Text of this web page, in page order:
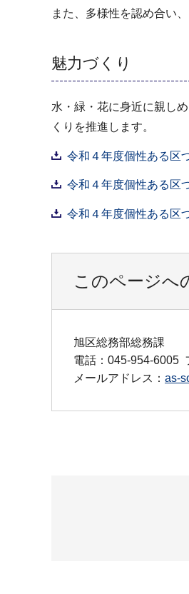
また、多様性を認め合い
魅力づくり
水・緑・花に身近に親し
くりを推進します。
令和４年度個性ある区
令和４年度個性ある区
令和４年度個性ある区
このページへ
旭区総務部総務課
電話：045-954-6005
メールアドレス： as-